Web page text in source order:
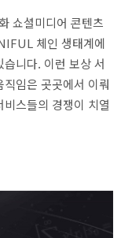
쇼셜미디어 콘텐츠
체인 생태계에
니다. 이런 보상 서
임은 곳곳에서 이뤄
스들의 경쟁이 치열